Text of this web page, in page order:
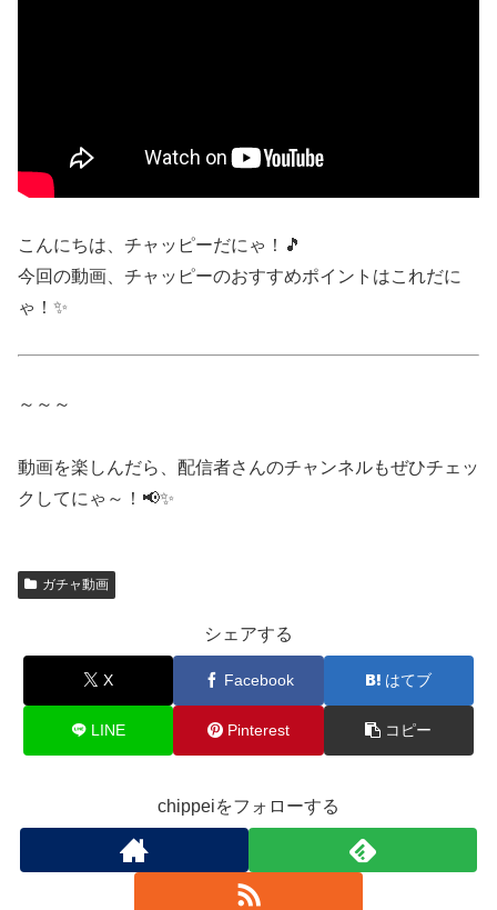
こんにちは、チャッピーだにゃ！🎵
今回の動画、チャッピーのおすすめポイントはこれだに
ゃ！✨
～～～
動画を楽しんだら、配信者さんのチャンネルもぜひチェッ
クしてにゃ～！📢✨
ガチャ動画
シェアする
X Facebook はてブ
LINE Pinterest コピー
chippeiをフォローする